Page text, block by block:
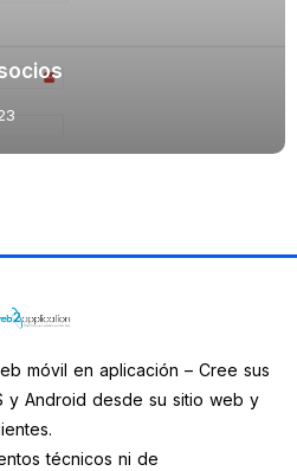
móvil en aplicación – Cree sus
y Android desde su sitio web y
técnicos ni de